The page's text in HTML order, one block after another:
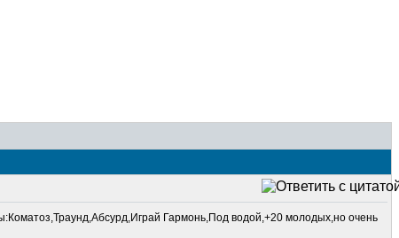
Гармонь,Под водой,+20 молодых,но очень